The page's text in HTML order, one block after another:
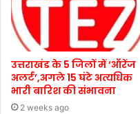
उत्तराखंड के 5 जिलों में ‘ऑरेंज
अलर्ट’,अगले 15 घंटे अत्यधिक
भारी बारिश की संभावना
2 weeks ago